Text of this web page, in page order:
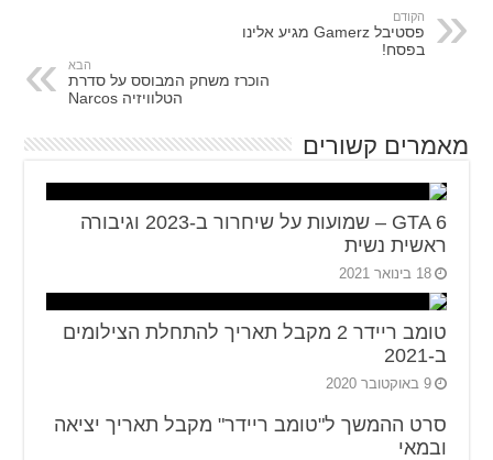
הקודם
פסטיבל Gamerz מגיע אלינו
בפסח!
הוכרז משחק המבוסס על סדרת
הטלוויזיה Narcos
מאמרים קשורים
GTA 6 – שמועות על שיחרור ב-2023 וגיבורה
ראשית נשית
18 בינואר 2021
טומב ריידר 2 מקבל תאריך להתחלת הצילומים
סרט ההמשך ל"טומב ריידר" מקבל תאריך יציאה
ובמאי